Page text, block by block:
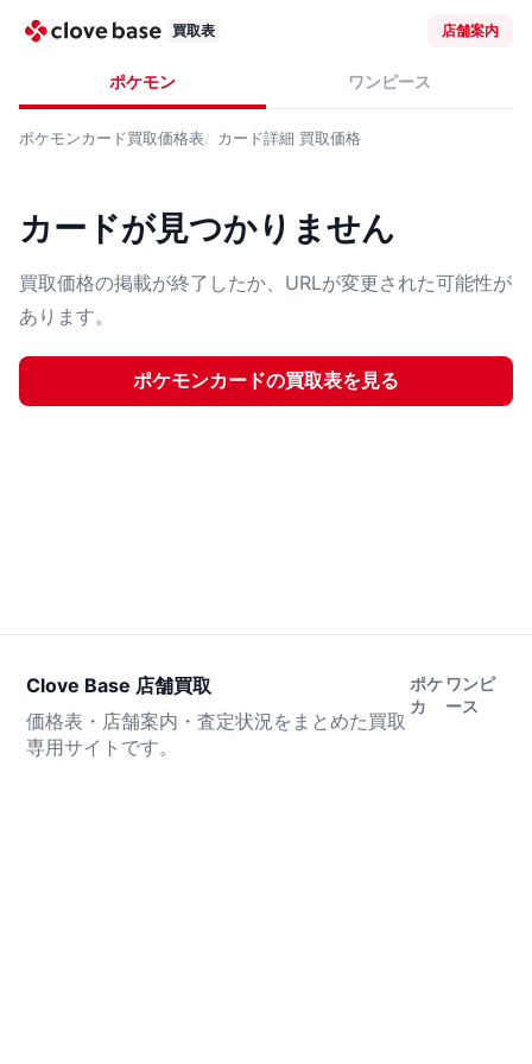
買取表 店舗案内
ポケモン ワンピース
ポケモンカード買取価格表 カード詳細 買取価格
カードが見つかりません
買取価格の掲載が終了したか、URLが変更された可能性が
あります。
ポケモンカードの買取表を見る
Clove Base 店舗買取
価格表・店舗案内・査定状況をまとめた買取
専用サイトです。
ポケ
カ
ワンピ
ース